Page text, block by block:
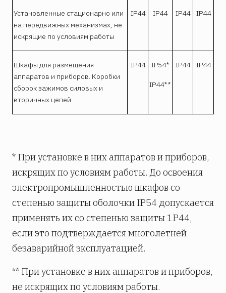
Установленные стационарно или
на передвижных механизмах, не
искрящие по условиям работы
IP44 IP44 IP44 IP44
Шкафы для размещения
аппаратов и приборов. Коробки
сборок зажимов силовых и
вторичных цепей
IP44 IP54*
IP44**
IP44 IP44
* При установке в них аппаратов и приборов,
искрящих по условиям работы. До освоения
электропромышленностью шкафов со
степенью защиты оболочки IP54 допускается
применять их со степенью защиты 1Р44,
если это подтверждается многолетней
безаварийной эксплуатацией.
** При установке в них аппаратов и приборов,
не искрящих по условиям работы.